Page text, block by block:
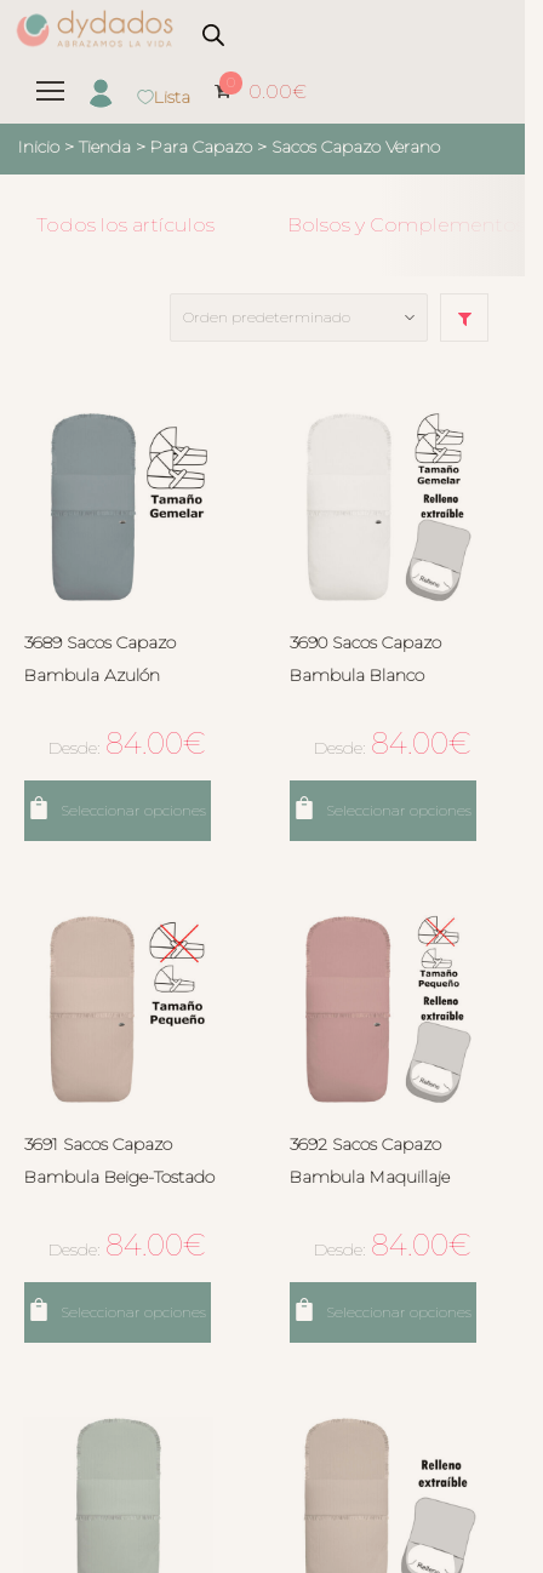
Lista
0 0.00€
Inicio > Tienda > Para Capazo > Sacos Capazo Verano
Todos los artículos Bolsos y Complementos
3689 Sacos Capazo
Bambula Azulón
Desde: 84.00€
Seleccionar opciones
3690 Sacos Capazo
Bambula Blanco
Desde: 84.00€
Seleccionar opciones
3691 Sacos Capazo
Bambula Beige-Tostado
Desde: 84.00€
Seleccionar opciones
3692 Sacos Capazo
Bambula Maquillaje
Desde: 84.00€
Seleccionar opciones